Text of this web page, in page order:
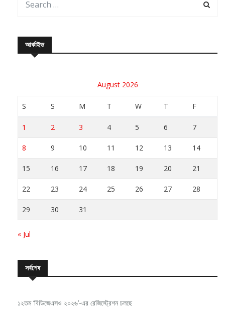
আর্কাইভ
August 2026
S S M T W T F
1 2 3 4 5 6 7
8 9 10 11 12 13 14
15 16 17 18 19 20 21
22 23 24 25 26 27 28
29 30 31
« Jul
সর্বশেষ
১২তম ‘বিডিজেএসও ২০২৬’-এর রেজিস্ট্রেশন চলছে